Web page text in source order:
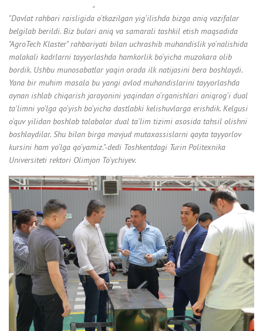
"Davlat rahbari raisligida o‘tkazilgan yig‘ilishda bizga aniq vazifalar
belgilab berildi. Biz bulari aniq va samarali tashkil etish maqsadida
"AgroTech Klaster" rahbariyati bilan uchrashib muhandislik yo‘nalishida
malakali kadrlarni tayyorlashda hamkorlik bo‘yicha muzokara olib
bordik. Ushbu munosabatlar yaqin orada ilk natijasini bera boshlaydi.
Yana bir muhim masala bu yangi avlod muhandislarini tayyorlashda
aynan ishlab chiqarish jarayonini yaqindan o‘rganishlari aniqrog‘i dual
ta'limni yo‘lga qo‘yish bo‘yicha dastlabki kelishuvlarga erishdik. Kelgusi
o‘quv yilidan boshlab talabalar dual ta'lim tizimi asosida tahsil olishni
boshlaydilar. Shu bilan birga mavjud mutaxassislarni qayta tayyorlov
kursini ham yo‘lga qo‘yamiz."-dedi Toshkentdagi Turin Politexnika
Universiteti rektori Olimjon To‘ychiyev.